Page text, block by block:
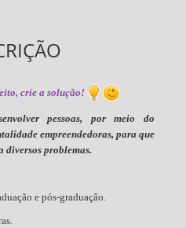
crie a solução!
pessoas, por meio do
empreendedoras, para que
diversos problemas.
e pós-graduação.